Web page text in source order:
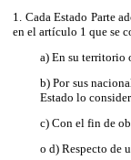
1. Cada Estado Parte
en el artículo 1 que se
a) En su territorio
b) Por sus
Estado lo
c) Con el fin de
o d) Respecto de